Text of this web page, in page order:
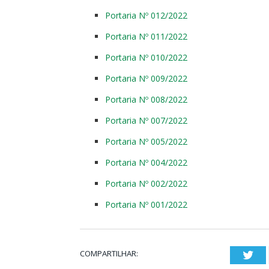
Portaria Nº 012/2022
Portaria Nº 011/2022
Portaria Nº 010/2022
Portaria Nº 009/2022
Portaria Nº 008/2022
Portaria Nº 007/2022
Portaria Nº 005/2022
Portaria Nº 004/2022
Portaria Nº 002/2022
Portaria Nº 001/2022
COMPARTILHAR: